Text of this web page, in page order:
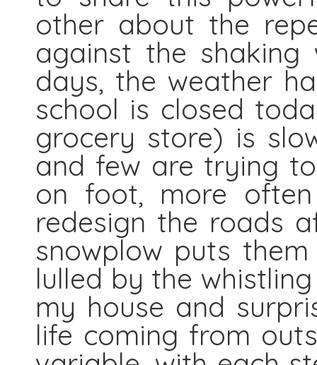
other about the
against the shaking
days, the weather
school is closed
grocery store) is
and few are trying
on foot, more
redesign the roads
snowplow puts
lulled by the
my house and
life coming from